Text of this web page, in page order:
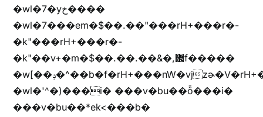
�wl�7�yخ����
�wl�7���em�$��.��"���rH+���r�-
�k"���rH+���r�-
�k"��v+�m�$��.��.��&�,޲f�����
�w[��ݚ�^��b�f�rH+���nW�vjzɚ�V�rH+���nW�vjzz'y���
�wl�'^�)���i� ���v�bu��ȭ���i�
���v�bu��*ek<���b�